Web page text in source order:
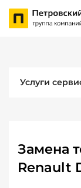
Услуги
Замена
Renault